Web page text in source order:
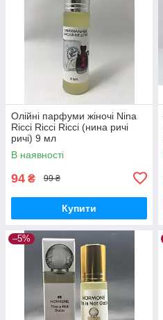
Олійні парфуми жіночі Nina
Ricci Ricci Ricci (нина ричі
ричі) 9 мл
В наявності
94 ₴ 99 ₴
Купити
–5%